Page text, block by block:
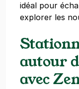
idéal pour
explorer les
autour
avec